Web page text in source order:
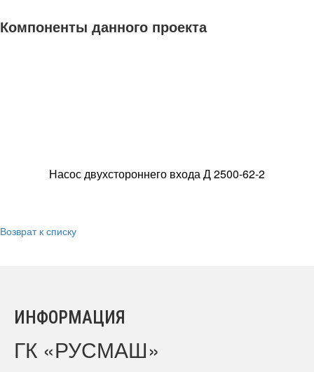
Компоненты данного проекта
Насос двухстороннего входа Д 2500-62-2
Возврат к списку
ИНФОРМАЦИЯ
ГК «РУСМАШ»